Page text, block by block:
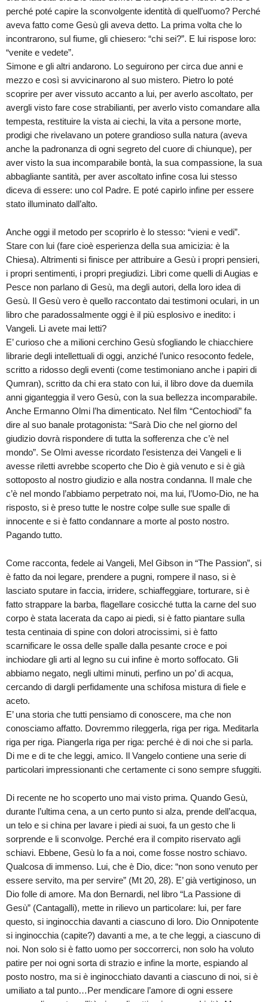
perché poté capire la sconvolgente identità di quell’uomo? Perché
aveva fatto come Gesù gli aveva detto. La prima volta che lo
incontrarono, sul fiume, gli chiesero: “chi sei?”. E lui rispose loro:
“venite e vedete”.
Simone e gli altri andarono. Lo seguirono per circa due anni e
mezzo e così si avvicinarono al suo mistero. Pietro lo poté
scoprire per aver vissuto accanto a lui, per averlo ascoltato, per
avergli visto fare cose strabilianti, per averlo visto comandare alla
tempesta, restituire la vista ai ciechi, la vita a persone morte,
prodigi che rivelavano un potere grandioso sulla natura (aveva
anche la padronanza di ogni segreto del cuore di chiunque), per
aver visto la sua incomparabile bontà, la sua compassione, la sua
abbagliante santità, per aver ascoltato infine cosa lui stesso
diceva di essere: uno col Padre. E poté capirlo infine per essere
stato illuminato dall’alto.
Anche oggi il metodo per scoprirlo è lo stesso: “vieni e vedi”.
Stare con lui (fare cioè esperienza della sua amicizia: è la
Chiesa). Altrimenti si finisce per attribuire a Gesù i propri pensieri,
i propri sentimenti, i propri pregiudizi. Libri come quelli di Augias e
Pesce non parlano di Gesù, ma degli autori, della loro idea di
Gesù. Il Gesù vero è quello raccontato dai testimoni oculari, in un
libro che paradossalmente oggi è il più esplosivo e inedito: i
Vangeli. Li avete mai letti?
E’ curioso che a milioni cerchino Gesù sfogliando le chiacchiere
librarie degli intellettuali di oggi, anziché l’unico resoconto fedele,
scritto a ridosso degli eventi (come testimoniano anche i papiri di
Qumran), scritto da chi era stato con lui, il libro dove da duemila
anni giganteggia il vero Gesù, con la sua bellezza incomparabile.
Anche Ermanno Olmi l’ha dimenticato. Nel film “Centochiodi” fa
dire al suo banale protagonista: “Sarà Dio che nel giorno del
giudizio dovrà rispondere di tutta la sofferenza che c’è nel
mondo”. Se Olmi avesse ricordato l’esistenza dei Vangeli e li
avesse riletti avrebbe scoperto che Dio è già venuto e si è già
sottoposto al nostro giudizio e alla nostra condanna. Il male che
c’è nel mondo l’abbiamo perpetrato noi, ma lui, l’Uomo-Dio, ne ha
risposto, si è preso tutte le nostre colpe sulle sue spalle di
innocente e si è fatto condannare a morte al posto nostro.
Pagando tutto.
Come racconta, fedele ai Vangeli, Mel Gibson in “The Passion”, si
è fatto da noi legare, prendere a pugni, rompere il naso, si è
lasciato sputare in faccia, irridere, schiaffeggiare, torturare, si è
fatto strappare la barba, flagellare cosicché tutta la carne del suo
corpo è stata lacerata da capo ai piedi, si è fatto piantare sulla
testa centinaia di spine con dolori atrocissimi, si è fatto
scarnificare le ossa delle spalle dalla pesante croce e poi
inchiodare gli arti al legno su cui infine è morto soffocato. Gli
abbiamo negato, negli ultimi minuti, perfino un po’ di acqua,
cercando di dargli perfidamente una schifosa mistura di fiele e
aceto.
E’ una storia che tutti pensiamo di conoscere, ma che non
conosciamo affatto. Dovremmo rileggerla, riga per riga. Meditarla
riga per riga. Piangerla riga per riga: perché è di noi che si parla.
Di me e di te che leggi, amico. Il Vangelo contiene una serie di
particolari impressionanti che certamente ci sono sempre sfuggiti.
Di recente ne ho scoperto uno mai visto prima. Quando Gesù,
durante l’ultima cena, a un certo punto si alza, prende dell’acqua,
un telo e si china per lavare i piedi ai suoi, fa un gesto che li
sorprende e li sconvolge. Perché era il compito riservato agli
schiavi. Ebbene, Gesù lo fa a noi, come fosse nostro schiavo.
Qualcosa di immenso. Lui, che è Dio, dice: “non sono venuto per
essere servito, ma per servire” (Mt 20, 28). E’ già vertiginoso, un
Dio folle di amore. Ma don Bernardi, nel libro “La Passione di
Gesù” (Cantagalli), mette in rilievo un particolare: lui, per fare
questo, si inginocchia davanti a ciascuno di loro. Dio Onnipotente
si inginocchia (capite?) davanti a me, a te che leggi, a ciascuno di
noi. Non solo si è fatto uomo per soccorrerci, non solo ha voluto
patire per noi ogni sorta di strazio e infine la morte, espiando al
posto nostro, ma si è inginocchiato davanti a ciascuno di noi, si è
umiliato a tal punto…Per mendicare l’amore di ogni essere